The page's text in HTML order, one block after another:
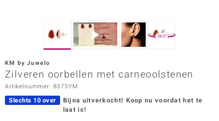
Vogue
in Italy
360°
KM by Juwelo
Zilveren oorbellen met carneoolstenen
Artikelnummer: 8375YM
Slechts 10 over Bijna uitverkocht! Koop nu voordat het te
laat is!